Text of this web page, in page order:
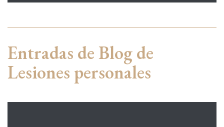
Entradas de Blog de
Lesiones personales